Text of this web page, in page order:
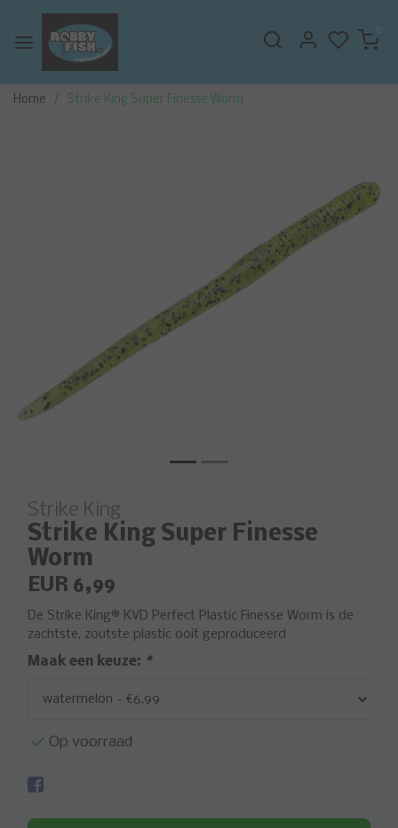
0
Home Strike King Super Finesse Worm
Strike King
Strike King Super Finesse
Worm
EUR 6,99
De Strike King® KVD Perfect Plastic Finesse Worm is de
zachtste, zoutste plastic ooit geproduceerd
Maak een keuze: *
Op voorraad